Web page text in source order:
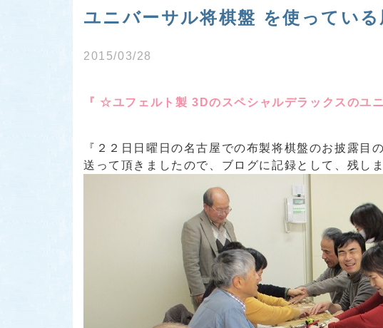
ユニバーサル将棋盤 を使っている
2015/03/28
『 ☆ユフェルト製 3Dのスペシャルデラックスのユ
『２２日日曜日の名古屋での布製将棋盤のお披露目
送って頂きましたので、ブログに記録として、残し